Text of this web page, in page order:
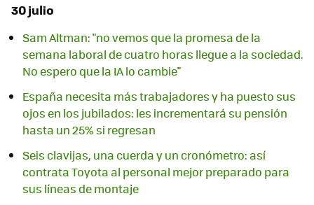
30 julio
Sam Altman: "no vemos que la promesa de la
semana laboral de cuatro horas llegue a la sociedad.
No espero que la IA lo cambie"
España necesita más trabajadores y ha puesto sus
ojos en los jubilados: les incrementará su pensión
hasta un 25% si regresan
Seis clavijas, una cuerda y un cronómetro: así
contrata Toyota al personal mejor preparado para
sus líneas de montaje